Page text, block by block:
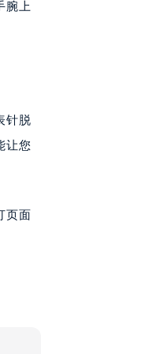
腕上
针脱
让您
页面